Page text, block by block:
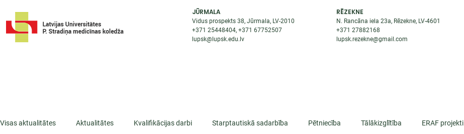
JŪRMALA
Vidus prospekts 38, Jūrmala, LV-2010
+371 25448404, +37167752507
lupsk@lupsk.edu.lv
RĒZEKNE
N. Rancāna iela 23a, Rēzekne, LV-4601
+37127882168
lupsk.rezekne@gmail.com
Visas aktualitātes Aktualitātes Kvalifikācijas darbi Starptautiskā sadarbība Pētniecība Tālākizglītība ERAF projekti